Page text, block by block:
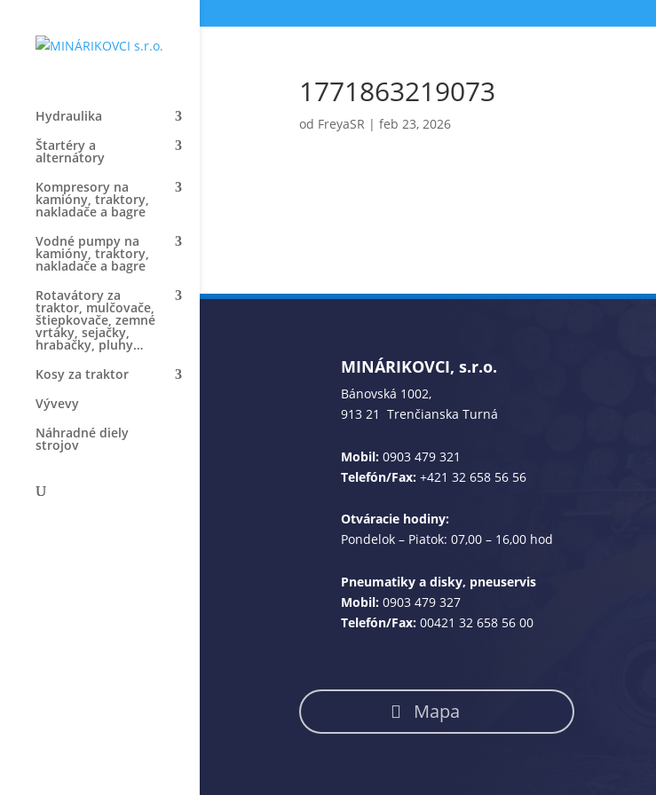
Hydraulika
Štartéry a
alternátory
Kompresory na
kamióny, traktory,
nakladače a bagre
Vodné pumpy na
kamióny, traktory,
nakladače a bagre
Rotavátory za
traktor, mulčovače,
štiepkovače, zemné
vrtáky, sejačky,
hrabačky, pluhy…
Kosy za traktor
Vývevy
Náhradné diely
strojov
1771863219073
od FreyaSR | feb 23, 2026
MINÁRIKOVCI, s.r.o.
Bánovská 1002,
913 21 Trenčianska Turná
Mobil: 0903 479 321
Telefón/Fax: +421 32 658 56 56
Otváracie hodiny:
Pondelok – Piatok: 07,00 – 16,00 hod
Pneumatiky a disky, pneuservis
Mobil: 0903 479 327
Telefón/Fax: 00421 32 658 56 00
Mapa